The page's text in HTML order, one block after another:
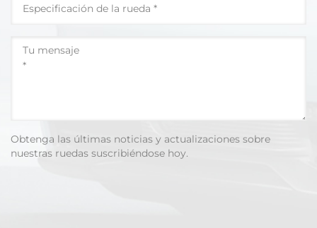
Obtenga las últimas noticias y actualizaciones sobre
nuestras ruedas suscribiéndose hoy.